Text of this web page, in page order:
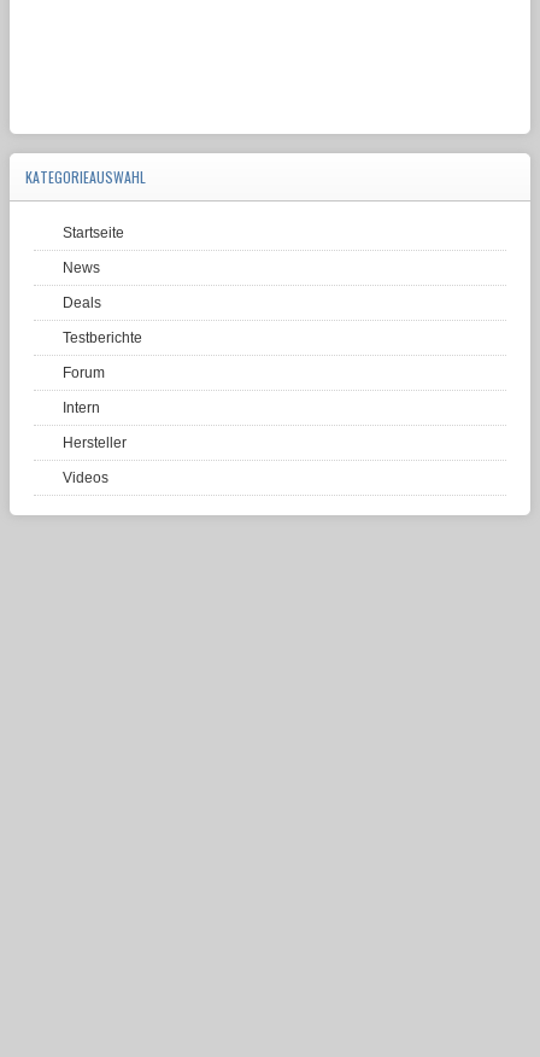
KATEGORIEAUSWAHL
Startseite
News
Deals
Testberichte
Forum
Intern
Hersteller
Videos